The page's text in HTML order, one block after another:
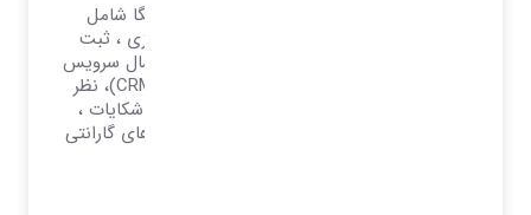
نرم افزار خدمات پی از فروش تحت وب امگا شامل
راهکارهای ثبت سرویس مشتریان دفتر مرکزی ، ثبت
سرویس شعب ، ثبت سرویس نمایندگان ، ارسال سرویس
به شعب و نماینده ، مرکز تماس مشتریان (CRM)، نظر
سنجی مشتریان ، روابط عمومی مشتریان ، شکایات ،
پیگیری سرویس و شکایات ، پیگیری سریال های گارانتی